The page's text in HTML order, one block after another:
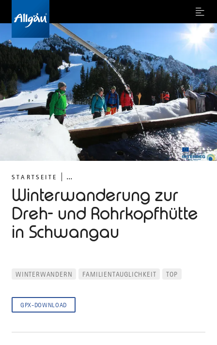
Menu
STARTSEITE ...
Winterwanderung zur
Dreh- und Rohrkopfhütte
in Schwangau
©
WINTERWANDERN FAMILIENTAUGLICHKEIT TOP
GPX-DOWNLOAD